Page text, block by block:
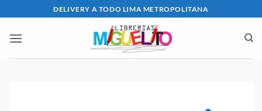
al
contenido
DELIVERY A TODO LIMA METROPOLITANA